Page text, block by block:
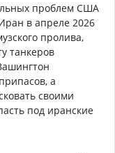
проблем США
в апреле 2026
пролива,
танкеров
а
своими
под иранские